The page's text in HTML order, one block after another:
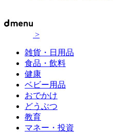
>
雑貨・日用品
食品・飲料
健康
ベビー用品
おでかけ
どうぶつ
教育
マネー・投資